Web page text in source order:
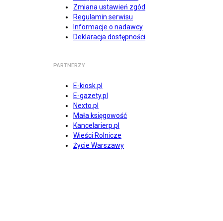
Zmiana ustawień zgód
Regulamin serwisu
Informacje o nadawcy
Deklaracja dostępności
PARTNERZY
E-kiosk.pl
E-gazety.pl
Nexto.pl
Mała księgowość
Kancelarierp.pl
Wieści Rolnicze
Życie Warszawy